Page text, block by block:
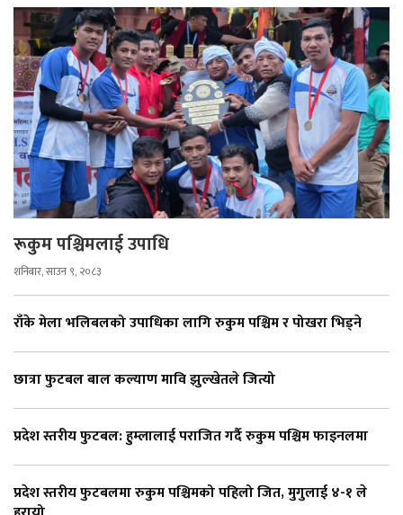
रूकुम पश्चिमलाई उपाधि
शनिबार, साउन ९, २०८३
राँके मेला भलिबलको उपाधिका लागि रुकुम पश्चिम र पोखरा भिड्ने
छात्रा फुटबल बाल कल्याण मावि झुल्खेतले जित्यो
प्रदेश स्तरीय फुटबल: हुम्लालाई पराजित गर्दै रुकुम पश्चिम फाइनलमा
प्रदेश स्तरीय फुटबलमा रुकुम पश्चिमको पहिलो जित, मुगुलाई ४-१ ले